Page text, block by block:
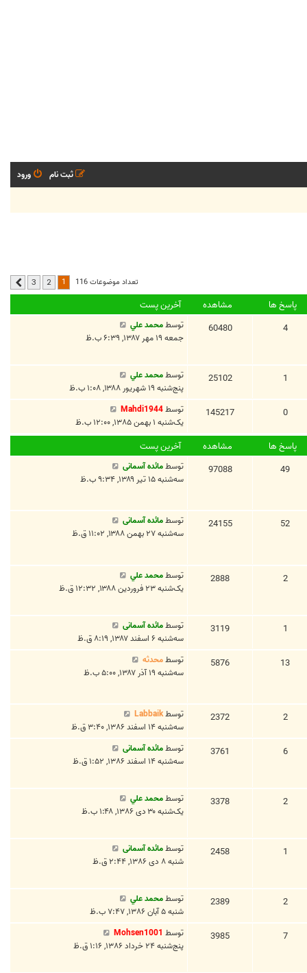
ورود ثبت نام
تعداد موضوعات 116 1
2
3 بعدی
پاسخ ها مشاهده
آخرین پست
4
60480 توسطمحمد علي
جمعه ۱۹ مهر ۱۳۸۷, ۶:۳۹ ب.ظ
1
25102 توسطمحمد علي
پنج‌شنبه ۱۹ شهریور ۱۳۸۸, ۱:۰۸ ب.ظ
0
145217 توسطMahdi1944
یک‌شنبه ۱ بهمن ۱۳۸۵, ۱۲:۰۰ ب.ظ
پاسخ ها مشاهده
آخرین پست
49
97088 توسطمائده آسمانی
سه‌شنبه ۱۵ تیر ۱۳۸۹, ۹:۳۴ ب.ظ
52
24155 توسطمائده آسمانی
سه‌شنبه ۲۷ بهمن ۱۳۸۸, ۱۱:۰۲ ق.ظ
2
2888 توسطمحمد علي
یک‌شنبه ۲۳ فروردین ۱۳۸۸, ۱۲:۳۲ ق.ظ
1
3119 توسطمائده آسمانی
سه‌شنبه ۶ اسفند ۱۳۸۷, ۸:۱۹ ق.ظ
13
5876 توسطمحدثه
سه‌شنبه ۱۹ آذر ۱۳۸۷, ۵:۰۰ ب.ظ
2
2372 توسطLabbaik
سه‌شنبه ۱۴ اسفند ۱۳۸۶, ۳:۴۰ ق.ظ
6
3761 توسطمائده آسمانی
سه‌شنبه ۱۴ اسفند ۱۳۸۶, ۱:۵۲ ق.ظ
2
3378 توسطمحمد علي
یک‌شنبه ۳۰ دی ۱۳۸۶, ۱:۴۸ ب.ظ
1
2458 توسطمائده آسمانی
شنبه ۸ دی ۱۳۸۶, ۲:۴۴ ق.ظ
2
2389 توسطمحمد علي
شنبه ۵ آبان ۱۳۸۶, ۷:۴۷ ب.ظ
7
3985 توسط Mohsen1001
پنج‌شنبه ۲۴ خرداد ۱۳۸۶, ۱:۱۶ ق.ظ